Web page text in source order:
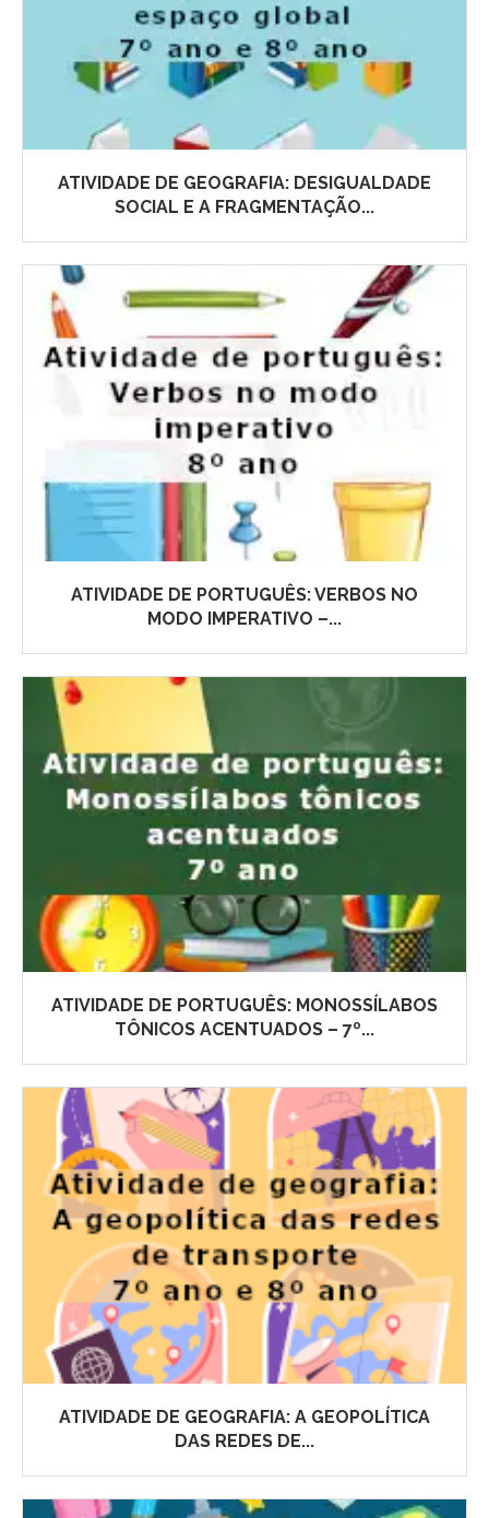
ATIVIDADE DE GEOGRAFIA: DESIGUALDADE
SOCIAL E A FRAGMENTAÇÃO...
ATIVIDADE DE PORTUGUÊS: VERBOS NO
MODO IMPERATIVO –...
ATIVIDADE DE PORTUGUÊS: MONOSSÍLABOS
TÔNICOS ACENTUADOS – 7º...
ATIVIDADE DE GEOGRAFIA: A GEOPOLÍTICA
DAS REDES DE...